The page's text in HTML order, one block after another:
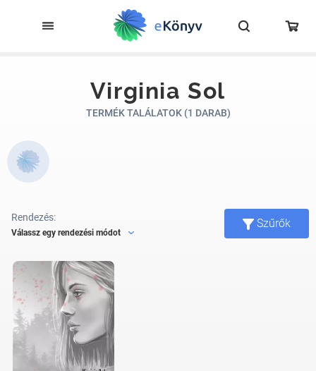
Virginia Sol
TERMÉK TALÁLATOK (1 DARAB)
Rendezés:
Válassz egy rendezési módot
Szűrők